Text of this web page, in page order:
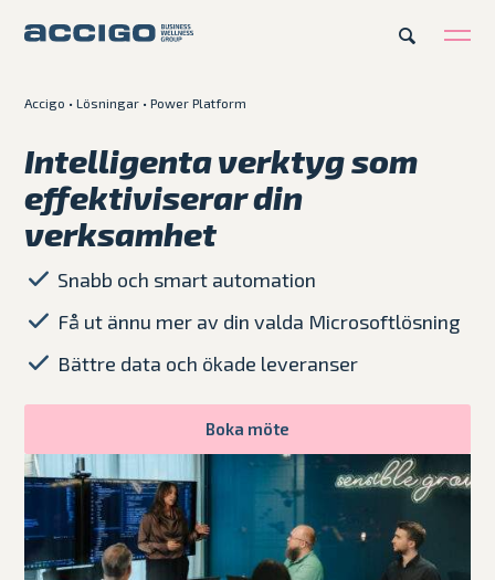
Erbjudande
Kunskapsbank
Våra case
Accigo •Lösningar •Power Platform
Intelligenta verktyg som
effektiviserar din
verksamhet
Snabb och smart automation
Få ut ännu mer av din valda Microsoftlösning
Bättre data och ökade leveranser
Boka möte